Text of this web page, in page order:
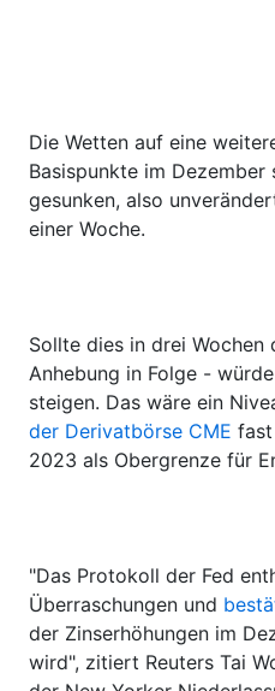
Die Wetten auf eine
Basispunkte im
gesunken, also
einer Woche.
Sollte dies in drei
Anhebung in Folge -
steigen. Das wäre ein
der Derivatbörse CME
2023 als Obergrenze für
"Das Protokoll der Fed
Überraschungen und
der Zinserhöhungen im
wird", zitiert Reuters Tai